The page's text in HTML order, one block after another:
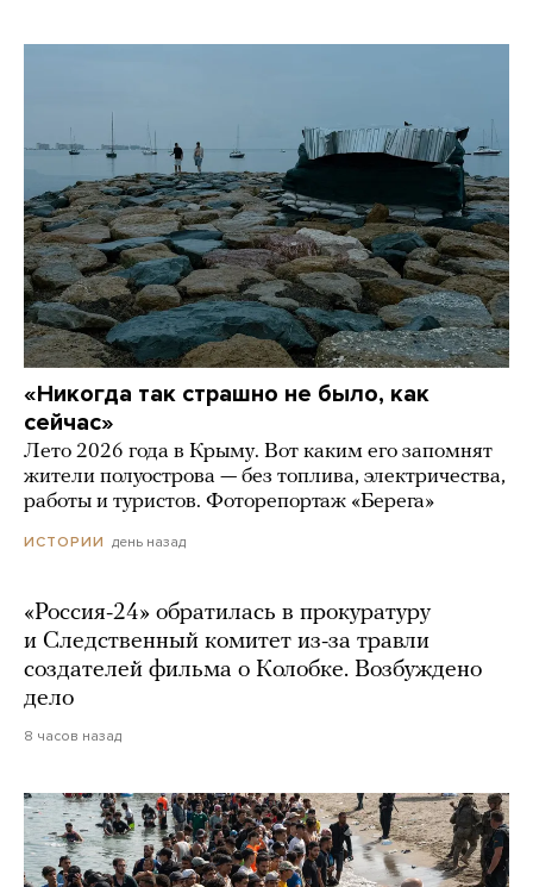
«Никогда так страшно не было, как
сейчас»
Лето 2026 года в Крыму. Вот каким его запомнят
жители полуострова — без топлива, электричества,
работы и туристов. Фоторепортаж «Берега»
ИСТОРИИ день назад
«Россия-24» обратилась в прокуратуру
и Следственный комитет из-за травли
создателей фильма о Колобке. Возбуждено
дело
8 часов назад